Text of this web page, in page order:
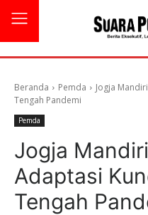
Beranda Pemda
Jogja
Tengah Pandemi
Pemda
Jogja
Adaptasi
Tengah